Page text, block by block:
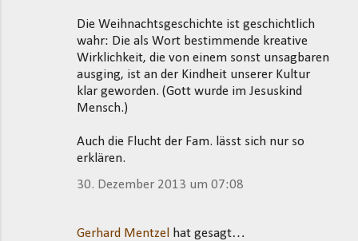
Die Weihnachtsgeschichte ist geschichtlich
wahr: Die als Wort bestimmende kreative
Wirklichkeit, die von einem sonst unsagbaren
ausging, ist an der Kindheit unserer Kultur
klar geworden. (Gott wurde im Jesuskind
Mensch.)
Auch die Flucht der Fam. lässt sich nur so
erklären.
30. Dezember 2013 um 07:08
Gerhard Mentzel hat gesagt…